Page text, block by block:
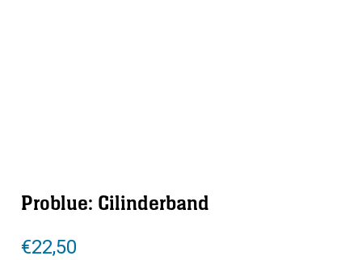
Problue: Cilinderband
€22,50